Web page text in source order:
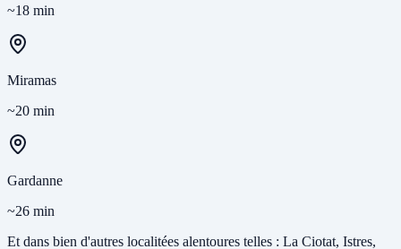
~18 min
Miramas
~20 min
Gardanne
~26 min
Et dans bien d'autres localitées alentoures telles : La Ciotat, Istres,